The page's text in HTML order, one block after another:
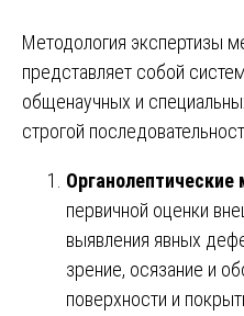
Методология экспертизы
представляет собой
общенаучных и
строгой
первичной оценки
выявления явных
зрение, осязание и
поверхности и